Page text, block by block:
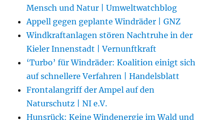
Mensch und Natur | Umweltwatchblog
Appell gegen geplante Windräder | GNZ
Windkraftanlagen stören Nachtruhe in der
Kieler Innenstadt | Vernunftkraft
‘Turbo’ für Windräder: Koalition einigt sich
auf schnellere Verfahren | Handelsblatt
Frontalangriff der Ampel auf den
Naturschutz | NI e.V.
Hunsrück: Keine Windenergie im Wald und